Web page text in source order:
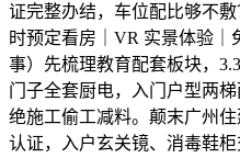
证完整办结，车位配比够不
时预定看房｜VR 实景体验
事）先梳理教育配套板块，
门子全套厨电，入门户型两
绝施工偷工减料。颠末广州
认证，入户玄关镜、消毒鞋